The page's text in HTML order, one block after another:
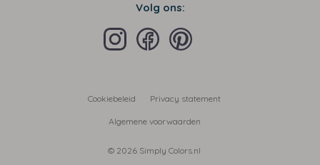
Volg ons:
Cookiebeleid Privacy statement
Algemene voorwaarden
© 2026 Simply Colors.nl